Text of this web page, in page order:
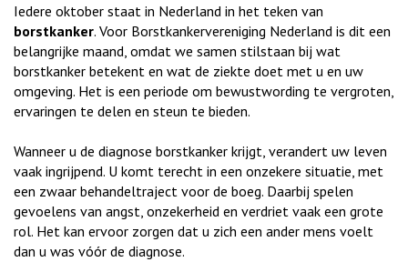
Iedere oktober staat in Nederland in het teken van
borstkanker. Voor Borstkankervereniging Nederland is dit een
belangrijke maand, omdat we samen stilstaan bij wat
borstkanker betekent en wat de ziekte doet met u en uw
omgeving. Het is een periode om bewustwording te vergroten,
ervaringen te delen en steun te bieden.
Wanneer u de diagnose borstkanker krijgt, verandert uw leven
vaak ingrijpend. U komt terecht in een onzekere situatie, met
een zwaar behandeltraject voor de boeg. Daarbij spelen
gevoelens van angst, onzekerheid en verdriet vaak een grote
rol. Het kan ervoor zorgen dat u zich een ander mens voelt
dan u was vóór de diagnose.